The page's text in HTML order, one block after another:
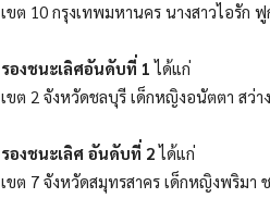
เขต 10 กรุงเทพมหานคร นางสาวไอรัก ฟู
รองชนะเลิศอันดับที่ 1ได้แก่
เขต 2 จังหวัดชลบุรี เด็กหญิงอนัตตา สว่
รองชนะเลิศ อันดับที่ 2ได้แก่
เขต 7 จังหวัดสมุทรสาคร เด็กหญิงพริมา